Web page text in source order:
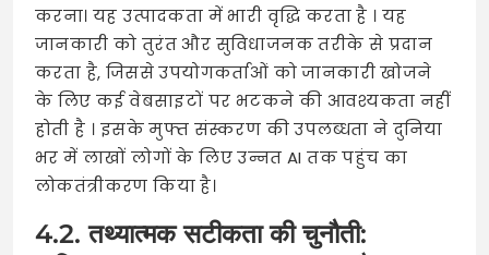
करना। यह उत्पादकता में भारी वृद्धि करता है । यह
जानकारी को तुरंत और सुविधाजनक तरीके से प्रदान
करता है, जिससे उपयोगकर्ताओं को जानकारी खोजने
के लिए कई वेबसाइटों पर भटकने की आवश्यकता नहीं
होती है । इसके मुफ्त संस्करण की उपलब्धता ने दुनिया
भर में लाखों लोगों के लिए उन्नत AI तक पहुंच का
लोकतंत्रीकरण किया है।
4.2. तथ्यात्मक सटीकता की चुनौती: